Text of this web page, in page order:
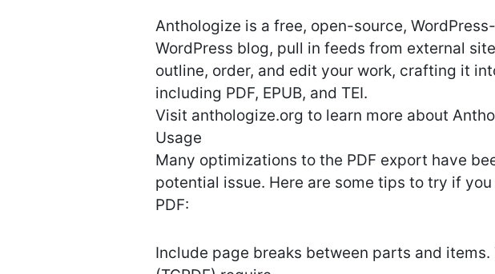
Anthologize is a free, open-source,
WordPress blog, pull in feeds from external
outline, order, and edit your work, crafting it
including PDF, EPUB, and TEI.
Visit anthologize.org to learn more about
Usage
Many optimizations to the PDF export have
potential issue. Here are some tips to try if
PDF:
Include page breaks between parts and